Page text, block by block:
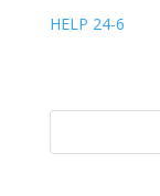
HELP 24-6